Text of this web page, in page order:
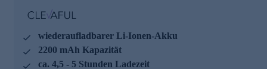
wiederaufladbarer Li-Ionen-Akku
2200 mAh Kapazität
ca. 4,5 - 5 Stunden Ladezeit